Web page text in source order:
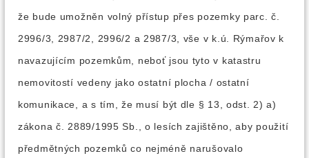
že bude umožněn volný přístup přes pozemky parc. č.
2996/3, 2987/2, 2996/2 a 2987/3, vše v k.ú. Rýmařov k
navazujícím pozemkům, neboť jsou tyto v katastru
nemovitostí vedeny jako ostatní plocha / ostatní
komunikace, a s tím, že musí být dle § 13, odst. 2) a)
zákona č. 2889/1995 Sb., o lesích zajištěno, aby použití
předmětných pozemků co nejméně narušovalo